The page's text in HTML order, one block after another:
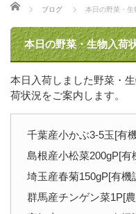
ホーム
ブログ 本日の野菜・
本日の野菜・生物入荷
本日入荷しました野菜・
荷状況をご案内します。
千葉産小かぶ3-5玉[有
島根産小松菜200gP[有
埼玉産春菊150gP[有機
群馬産チンゲン菜1P[